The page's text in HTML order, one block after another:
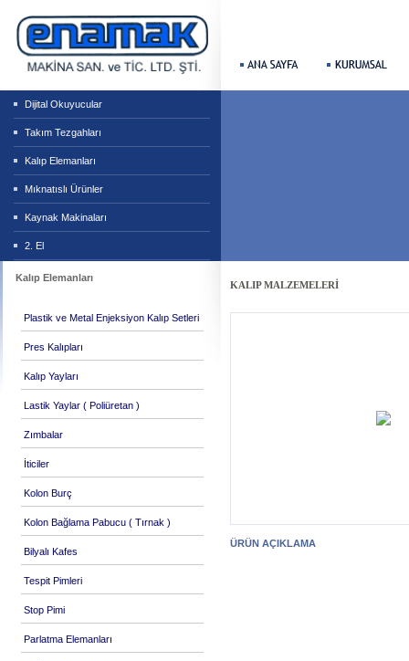
Dijital Okuyucular
Takım Tezgahları
Kalıp Elemanları
Mıknatıslı Ürünler
Kaynak Makinaları
2. El
Kalıp Elemanları
Plastik ve Metal Enjeksiyon Kalıp Setleri
Pres Kalıpları
Kalıp Yayları
Lastik Yaylar ( Poliüretan )
Zımbalar
İticiler
Kolon Burç
Kolon Bağlama Pabucu ( Tırnak )
Bilyalı Kafes
Tespit Pimleri
Stop Pimi
Parlatma Elemanları
KALIP MALZEMELERİ
ÜRÜN AÇIKLAMA